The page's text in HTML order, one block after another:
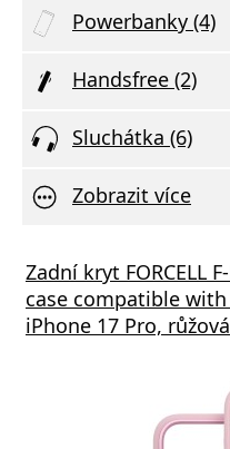
Powerbanky (4)
Handsfree (2)
Sluchátka (6)
Zobrazit více
Zadní kryt FORCELL
case compatible
iPhone 17 Pro, růžová
nabíječka FIXED s
Rapid Charge, bílá
kabel Baseus Cafule
C 100W 1m, černá